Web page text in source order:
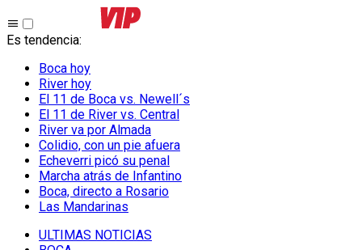
Es tendencia:
Boca hoy
River hoy
El 11 de Boca vs. Newell´s
El 11 de River vs. Central
River va por Almada
Colidio, con un pie afuera
Echeverri picó su penal
Marcha atrás de Infantino
Boca, directo a Rosario
Las Mandarinas
ULTIMAS NOTICIAS